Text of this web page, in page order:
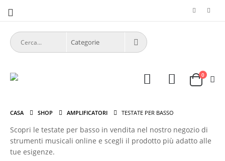
0
CASA SHOP AMPLIFICATORI TESTATE PER BASSO
Scopri le testate per basso in vendita nel nostro negozio di
strumenti musicali online e scegli il prodotto più adatto alle
tue esigenze.